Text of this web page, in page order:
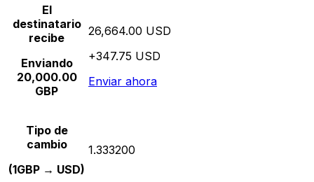
El
destinatario
recibe
Enviando
20,000.00
GBP
26,664.00 USD
+347.75 USD
Enviar ahora
Tipo de
cambio
(1GBP → USD)
1.333200